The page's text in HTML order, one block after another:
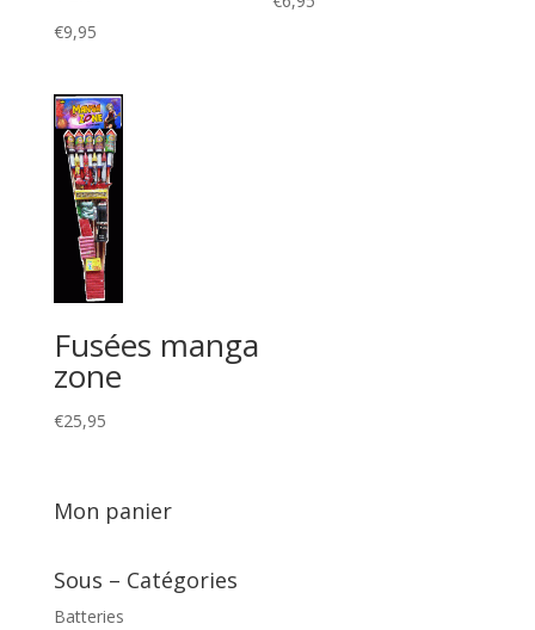
€9,95
Fusées manga
zone
€25,95
Mon panier
Sous – Catégories
Batteries